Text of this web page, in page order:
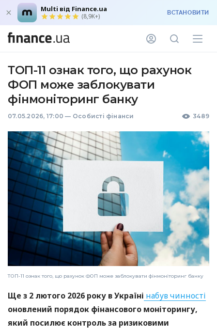
Multi від Finance.ua
(8,9K+) ВСТАНОВИТИ
ТОП-11 ознак того, що рахунок
ФОП може заблокувати
фінмоніторинг банку
07.05.2026, 17:00 — Особисті фінанси 3489
ТОП-11 ознак того, що рахунок ФОП може заблокувати фінмоніторинг банку
Ще з 2 лютого 2026 року в Україні набув чинності
оновлений порядок фінансового моніторингу,
який посилює контроль за ризиковими